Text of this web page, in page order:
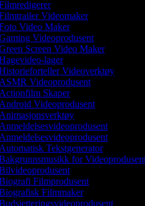
Videomaker
Video Maker
Videoprodusent
Screen Video Maker
lager
Videoverktøy
Videoprodusent
Skaper
Videoprodusent
Tekstgenerator
for Videoprodusent
Filmprodusent
Filmmaker